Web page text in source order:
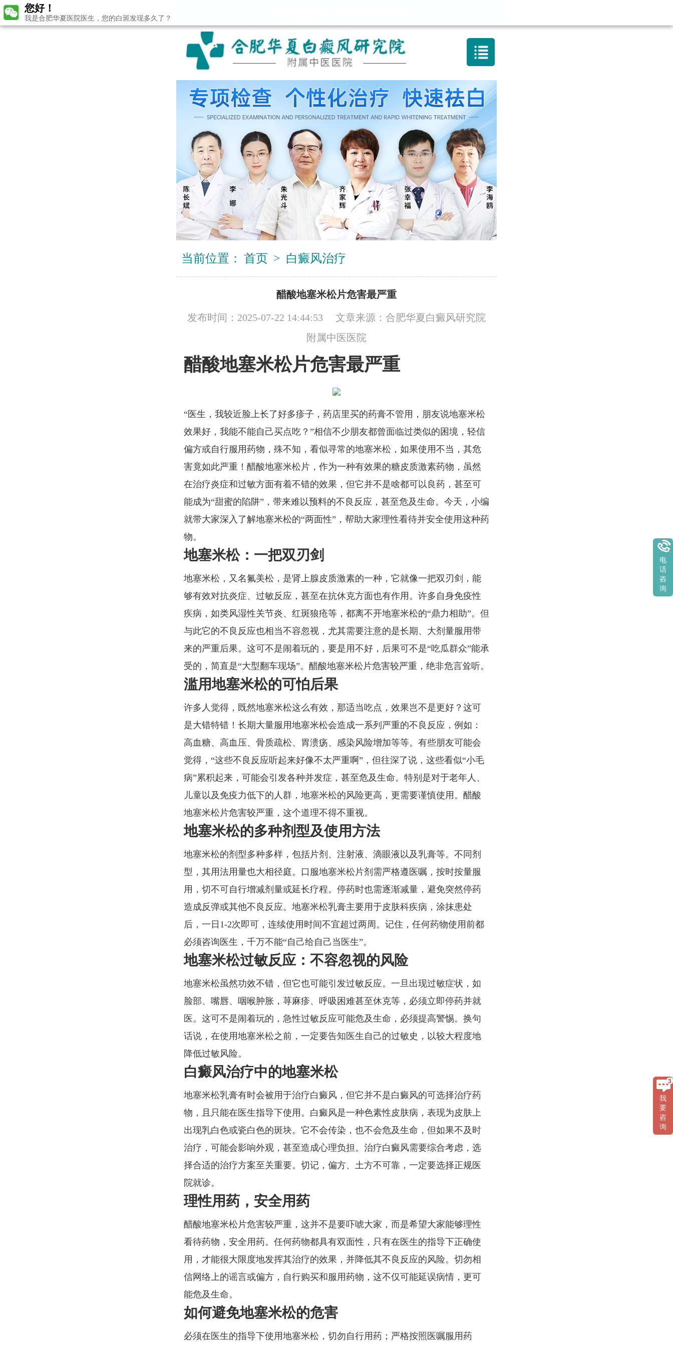
当前位置： 首页 > 白癜风治疗
醋酸地塞米松片危害最严重
发布时间：2025-07-22 14:44:53 文章来源： 合肥华夏白癜风研究院
附属中医医院
醋酸地塞米松片危害最严重
“医生，我较近脸上长了好多疹子，药店里买的药膏不管用，朋友说地塞米松
效果好，我能不能自己买点吃？”相信不少朋友都曾面临过类似的困境，轻信
偏方或自行服用药物，殊不知，看似寻常的地塞米松，如果使用不当，其危
害竟如此严重！醋酸地塞米松片，作为一种有效果的糖皮质激素药物，虽然
在治疗炎症和过敏方面有着不错的效果，但它并不是啥都可以良药，甚至可
能成为“甜蜜的陷阱”，带来难以预料的不良反应，甚至危及生命。今天，小编
就带大家深入了解地塞米松的“两面性”，帮助大家理性看待并安全使用这种药
物。
地塞米松：一把双刃剑
地塞米松，又名氟美松，是肾上腺皮质激素的一种，它就像一把双刃剑，能
够有效对抗炎症、过敏反应，甚至在抗休克方面也有作用。许多自身免疫性
疾病，如类风湿性关节炎、红斑狼疮等，都离不开地塞米松的“鼎力相助”。但
与此它的不良反应也相当不容忽视，尤其需要注意的是长期、大剂量服用带
来的严重后果。这可不是闹着玩的，要是用不好，后果可不是“吃瓜群众”能承
受的，简直是“大型翻车现场”。醋酸地塞米松片危害较严重，绝非危言耸听。
滥用地塞米松的可怕后果
许多人觉得，既然地塞米松这么有效，那适当吃点，效果岂不是更好？这可
是大错特错！长期大量服用地塞米松会造成一系列严重的不良反应，例如：
高血糖、高血压、骨质疏松、胃溃疡、感染风险增加等等。有些朋友可能会
觉得，“这些不良反应听起来好像不太严重啊”，但往深了说，这些看似“小毛
病”累积起来，可能会引发各种并发症，甚至危及生命。特别是对于老年人、
儿童以及免疫力低下的人群，地塞米松的风险更高，更需要谨慎使用。醋酸
地塞米松片危害较严重，这个道理不得不重视。
地塞米松的多种剂型及使用方法
地塞米松的剂型多种多样，包括片剂、注射液、滴眼液以及乳膏等。不同剂
型，其用法用量也大相径庭。口服地塞米松片剂需严格遵医嘱，按时按量服
用，切不可自行增减剂量或延长疗程。停药时也需逐渐减量，避免突然停药
造成反弹或其他不良反应。地塞米松乳膏主要用于皮肤科疾病，涂抹患处
后，一日1-2次即可，连续使用时间不宜超过两周。记住，任何药物使用前都
必须咨询医生，千万不能“自己给自己当医生”。
地塞米松过敏反应：不容忽视的风险
地塞米松虽然功效不错，但它也可能引发过敏反应。一旦出现过敏症状，如
脸部、嘴唇、咽喉肿胀，荨麻疹、呼吸困难甚至休克等，必须立即停药并就
医。这可不是闹着玩的，急性过敏反应可能危及生命，必须提高警惕。换句
话说，在使用地塞米松之前，一定要告知医生自己的过敏史，以较大程度地
降低过敏风险。
白癜风治疗中的地塞米松
地塞米松乳膏有时会被用于治疗白癜风，但它并不是白癜风的可选择治疗药
物，且只能在医生指导下使用。白癜风是一种色素性皮肤病，表现为皮肤上
出现乳白色或瓷白色的斑块。它不会传染，也不会危及生命，但如果不及时
治疗，可能会影响外观，甚至造成心理负担。治疗白癜风需要综合考虑，选
择合适的治疗方案至关重要。切记，偏方、土方不可靠，一定要选择正规医
院就诊。
理性用药，安全用药
醋酸地塞米松片危害较严重，这并不是要吓唬大家，而是希望大家能够理性
看待药物，安全用药。任何药物都具有双面性，只有在医生的指导下正确使
用，才能很大限度地发挥其治疗的效果，并降低其不良反应的风险。切勿相
信网络上的谣言或偏方，自行购买和服用药物，这不仅可能延误病情，更可
能危及生命。
如何避免地塞米松的危害
必须在医生的指导下使用地塞米松，切勿自行用药；严格按照医嘱服用药
我
要
咨
询
电
话
咨
询
您好！
我是合肥华夏医院医生，您的白斑发现多久了？